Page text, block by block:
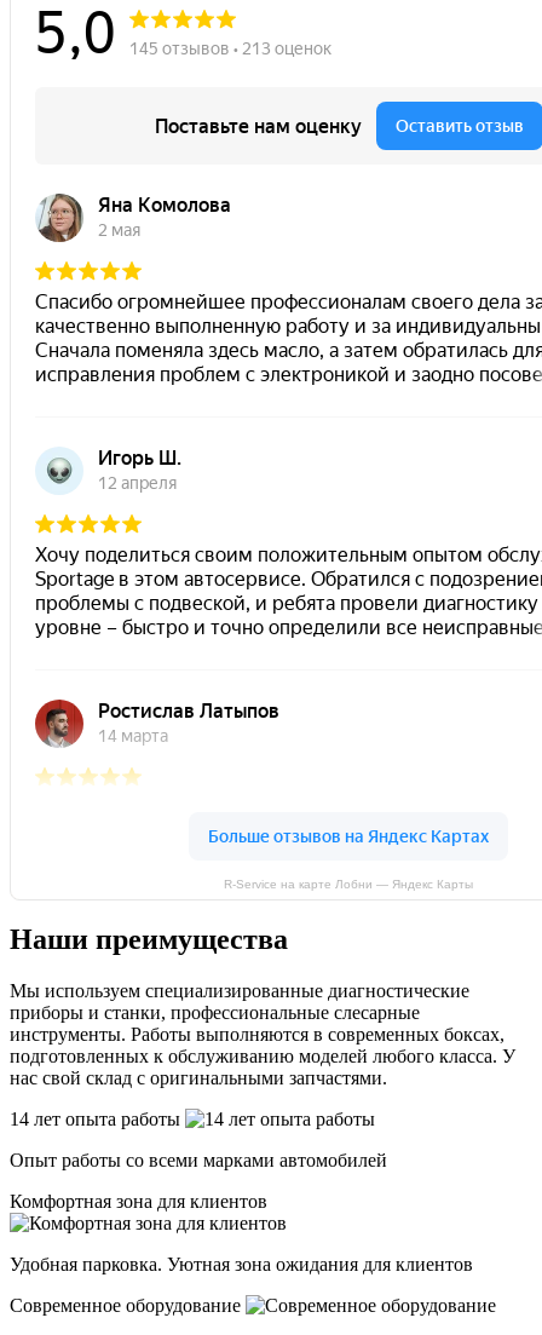
R-Service на карте Лобни — Яндекс Карты
Наши преимущества
Мы используем специализированные диагностические
приборы и станки, профессиональные слесарные
инструменты. Работы выполняются в современных боксах,
подготовленных к обслуживанию моделей любого класса. У
нас свой склад с оригинальными запчастями.
14 лет опыта работы
Опыт работы со всеми марками автомобилей
Комфортная зона для клиентов
Удобная парковка. Уютная зона ожидания для клиентов
Современное оборудование